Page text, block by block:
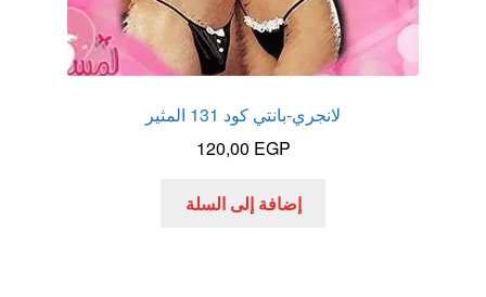
لانجري-بانتي كود 131 المثير
120,00 EGP
إضافة إلى السلة